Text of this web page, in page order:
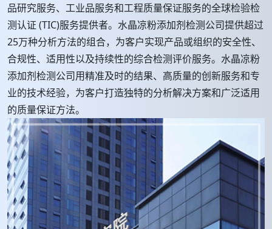
品研究服务、工业品服务和工程质量保证服务的全球检验检
测认证 (TIC)服务提供者。水晶凉粉添加剂检测公司提供超过
25万种分析方法的组合，为客户实现产品或组织的安全性、
合规性、适用性以及持续性的综合检测评价服务。水晶凉粉
添加剂检测公司用精准及时的结果、高质量的创新服务和专
业的技术经验，为客户打造独特的分析解决方案和广泛适用
的质量保证方法。